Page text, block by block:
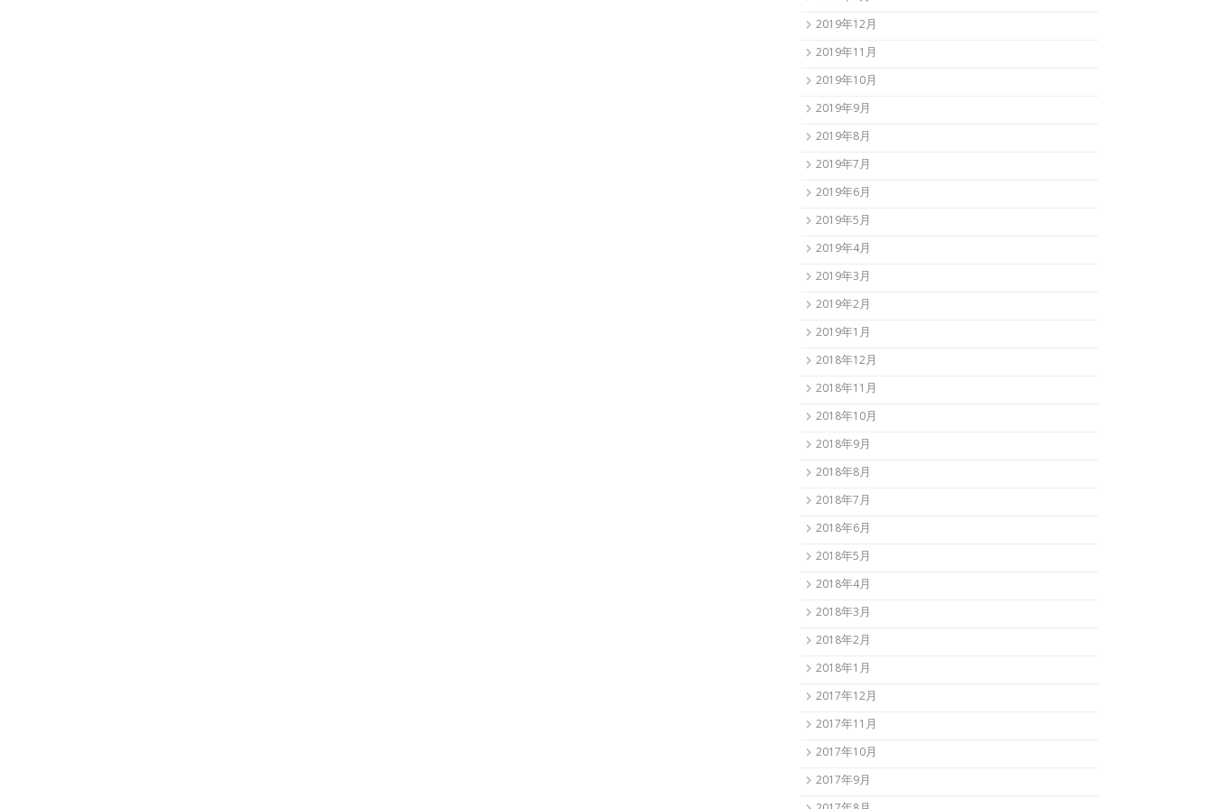
2019年12月
2019年11月
2019年10月
2019年9月
2019年8月
2019年7月
2019年6月
2019年5月
2019年4月
2019年3月
2019年2月
2019年1月
2018年12月
2018年11月
2018年10月
2018年9月
2018年8月
2018年7月
2018年6月
2018年5月
2018年4月
2018年3月
2018年2月
2018年1月
2017年12月
2017年11月
2017年10月
2017年9月